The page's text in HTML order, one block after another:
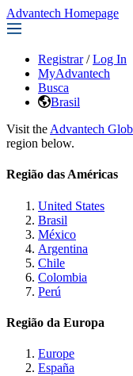
Advantech Homepage
Registrar / Log In
MyAdvantech
Busca
Brasil
Visit the Advantech
region below.
Região das Américas
United States
Brasil
México
Argentina
Chile
Colombia
Perú
Região da Europa
Europe
España